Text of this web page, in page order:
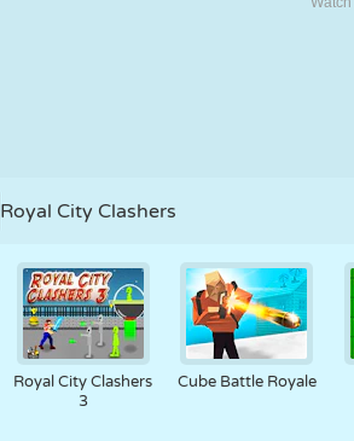
Royal City Clashers
Royal City Clashers
3
Cube Battle Royale